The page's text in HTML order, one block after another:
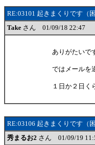
RE:03101 起きまくりです（困
Take さん 01/09/18 22:47
ありがたいで
ではメールを
１日か２日く
RE:03106 起きまくりです（困
秀まるお2 さん 01/09/19